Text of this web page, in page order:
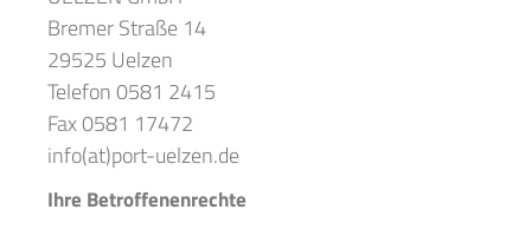
Bremer Straße 14
29525 Uelzen
Telefon 0581 2415
Fax 0581 17472
info(at)port-uelzen.de
Ihre Betroffenenrechte